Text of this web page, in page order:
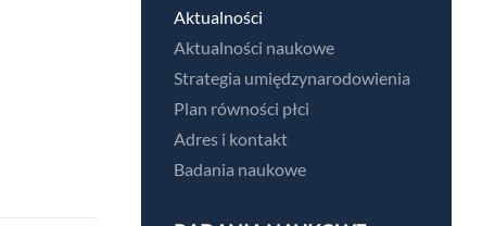
Aktualności
Aktualności naukowe
Strategia umiędzynarodowienia
Plan równości płci
Adres i kontakt
Badania naukowe